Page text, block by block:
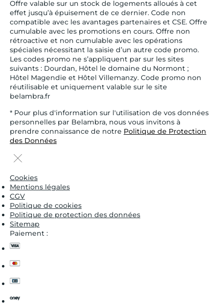
Offre valable sur un stock de logements alloués à cet
effet jusqu’à épuisement de ce dernier. Code non
compatible avec les avantages partenaires et CSE. Offre
cumulable avec les promotions en cours. Offre non
rétroactive et non cumulable avec les opérations
spéciales nécessitant la saisie d’un autre code promo.
Les codes promo ne s’appliquent par sur les sites
suivants : Dourdan, Hôtel le domaine du Normont ;
Hôtel Magendie et Hôtel Villemanzy. Code promo non
réutilisable et uniquement valable sur le site
belambra.fr
* Pour plus d'information sur l'utilisation de vos données
personnelles par Belambra, nous vous invitons à
prendre connaissance de notre Politique de Protection
des Données
Cookies
Mentions légales
CGV
Politique de cookies
Politique de protection des données
Sitemap
Paiement :
visa
master
cb
oney